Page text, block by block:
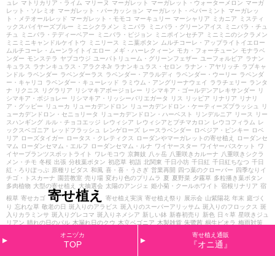
ュレ マトリカリア・ライム マリーヌ マーガレット マーガレット・ウォーターメロン マーガ
レット・ソレミオ マーガレット・パーカッション マーガレット・ペパーミント
マーガレッ
ト・メテオールレッド マーガレット・モモコ マーキュリー マーシャリア ミカニア
ミスティ
ックスパイヤーズブルー
ミニシクラメン ミニバラ ミニバラ・グリーンアイス
ミニバラ・チュ
チュ
ミニバラ・テディーベアー ミニバラ・ピジョン ミニポインセチア
ミニミニのシクラメン
ミニミニキャンドルケイトウ
ミニリース ミニ葉ボタン
ムルチコーレ・アップライトイエロー
ムルチコーレ・ムーンライトイエロー
メギ・ハーレクィーン モカ・フォーチューン モナラベ
ンダー モンステラ ヤブコウジ ユーパトリューム・グリーンフェザー ユーフォルビア ラナン
キュラス
ラナンキュラス・アラクネJr ラナンキュラス・セロン ラナン・アヤリッチ ラブキャ
ンドル ラベンダー ラベンダーラス ラベンダー・アラルディ ラベンダー・ウーリー ラベンダ
ー・キャリコ
ラベンダー・キューレッド ラミウム・アングリーナウェイ ララチェリー ランタ
ナ
リクニス リグラリア リシマキアボージョレー リシマキア・ゴールデンアレキサンダー
リ
シマキア・ボジョレー
リシマキア・リッシーバリエガータ リス リッピア リナリア
リナリ
ア・グッピー
リューカ リューカデンドロン リューカデンドロン・ケーティーズブラッシュ
リ
ューカデンドロン・セニョリータ
リューカデンドロン・ハーベスト リンデルニア リース
リー
スハンギング ルル・チョコエッジ レウィシア レウィシアとプチマカロン レウコフィラム レ
ックスベゴニア レッドフラッシュ レンゲローズ レースラベンダー ロベジア・ピンキー
ロベ
リア
ローズタイガー ロータス・クレティクス ローダンやマーガレットの寄せ植え
ローダンセ
マム
ローダンセマム・エルフ ローダンセマム・ルナ ワイヤースター ワイヤーバスケット
ワ
イヤープランツスポットライト
ワレモコウ 京舞妓 八ヶ岳 八重咲きカルーナ
八重咲きシクラ
メン・チモ 冬桜 出張 分枝葉ボタン 初恋草 初詣 北関東 千日小坊 千日紅 千日紅ちなつ 千日
紅・ろりぽっぷ 原種リビダス 和風 喜・喜・うさぎ 営業再開 四つ葉のクローバー 四季なりイ
チゴ・トスカーナ
園芸教室 売り場 変わり色のプリムラ 夏 夏野菜 夕霧草 多粒播き葉ボタン
多肉植物 大型の寄せ植え 大抽選会 太陽のアンジェ 姫小菊・クールホワイト 宿根リナリア 宿
根草 寄せカゴ 寄せ植え 寄せ植え実演 寄せ植え祭り 展示会 山紫陽花 年末 庭づく
り 忘れな草 敬老の日 斑入りのアラビス 斑入りのスーパーアリッサム 斑入りのフロックス 斑
入りカラミンサ 斑入りグレコマ 斑入りネメシア 新しい鉢 新春初売り 新色 日々草 星咲きジュ
リアン 晴れの日のパル 木漏れ日のクウ 木立ベゴニア 木製雑貨 朱鷺茜 桐生ビオラ 梅雨対策
植え込みのお仕事 歌姫 水仙 渋谷園芸
球根 球根ベゴニア 神戸ビオラ 秋バラフェア
紅葉カルーナ 緑のマーケット
オニヅカ
TOP
寄せ植え通販
『オニ通』